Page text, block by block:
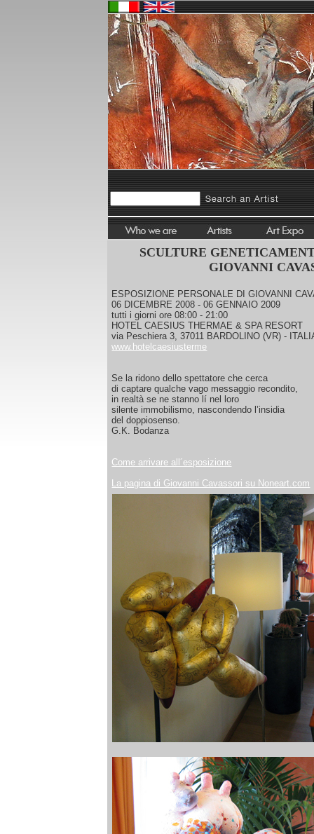
SCULTURE
GIOVANNI
ESPOSIZIONE PERSONALE DI GIOVANNI
06 DICEMBRE 2008 - 06 GENNAIO 2009
tutti i giorni ore 08:00 - 21:00
HOTEL CAESIUS THERMAE & SPA RESORT
via Peschiera 3, 37011 BARDOLINO (VR) -
www.hotelcaesiusterme
Se la ridono dello spettatore che cerca
di captare qualche vago messaggio recondito,
in realtà se ne stanno lí nel loro
silente immobilismo, nascondendo l’insidia
del doppiosenso.
G.K. Bodanza
Come arrivare all´esposizione
La pagina di Giovanni Cavassori su Noneart.com